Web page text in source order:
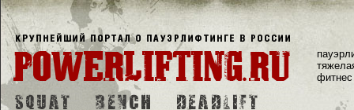
фитнес